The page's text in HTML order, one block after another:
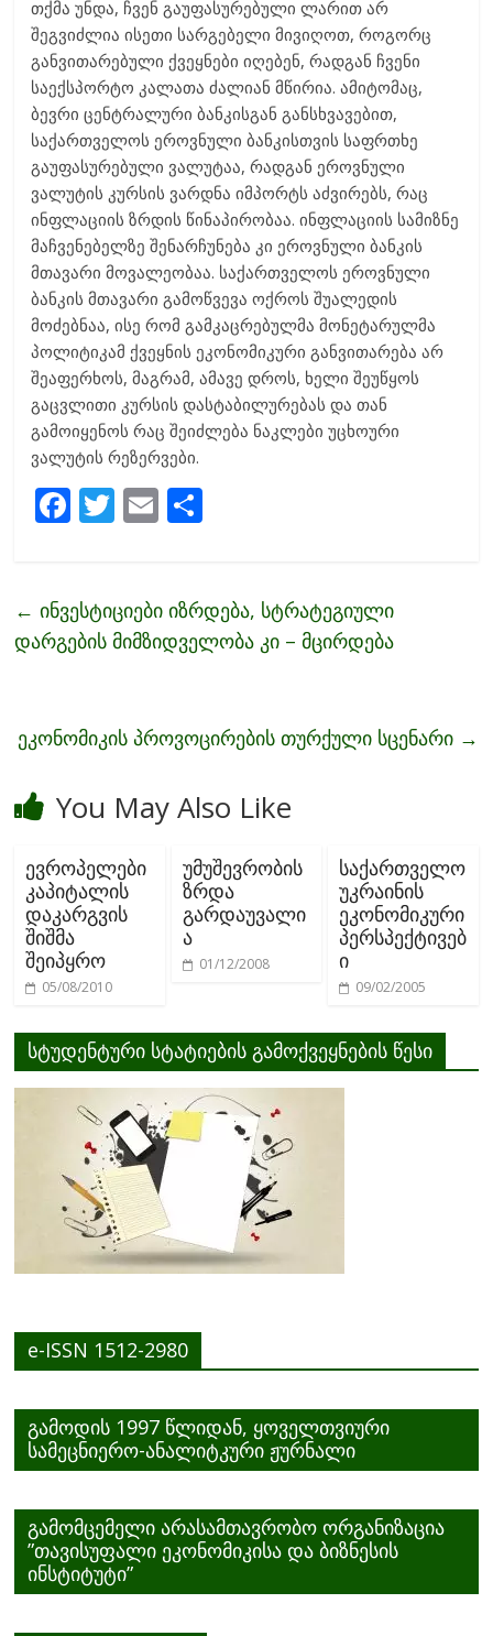
თქმა უნდა, ჩვენ გაუფასურებული ლარით არ
შეგვიძლია ისეთი სარგებელი მივიღოთ, როგორც
განვითარებული ქვეყნები იღებენ, რადგან ჩვენი
საექსპორტო კალათა ძალიან მწირია. ამიტომაც,
ბევრი ცენტრალური ბანკისგან განსხვავებით,
საქართველოს ეროვნული ბანკისთვის საფრთხე
გაუფასურებული ვალუტაა, რადგან ეროვნული
ვალუტის კურსის ვარდნა იმპორტს აძვირებს, რაც
ინფლაციის ზრდის წინაპირობაა. ინფლაციის სამიზნე
მაჩვენებელზე შენარჩუნება კი ეროვნული ბანკის
მთავარი მოვალეობაა. საქართველოს ეროვნული
ბანკის მთავარი გამოწვევა ოქროს შუალედის
მოძებნაა, ისე რომ გამკაცრებულმა მონეტარულმა
პოლიტიკამ ქვეყნის ეკონომიკური განვითარება არ
შეაფერხოს, მაგრამ, ამავე დროს, ხელი შეუწყოს
გაცვლითი კურსის დასტაბილურებას და თან
გამოიყენოს რაც შეიძლება ნაკლები უცხოური
ვალუტის რეზერვები.
F
b
o
k
T
er
E
l e
← ინვესტიციები იზრდება, სტრატეგიული
დარგების მიმზიდველობა კი – მცირდება
ეკონომიკის პროვოცირების თურქული სცენარი →
You May Also Like
ევროპელები
კაპიტალის
დაკარგვის
შიშმა
შეიპყრო
05/08/2010
უმუშევრობის
ზრდა
გარდაუვალი
ა
01/12/2008
საქართველო
უკრაინის
ეკონომიკური
პერსპექტივებ
ი
09/02/2005
სტუდენტური სტატიების გამოქვეყნების წესი
e-ISSN 1512-2980
გამოდის 1997 წლიდან, ყოველთვიური
სამეცნიერო-ანალიტკური ჟურნალი
გამომცემელი არასამთავრობო ორგანიზაცია
”თავისუფალი ეკონომიკისა და ბიზნესის
ინსტიტუტი”